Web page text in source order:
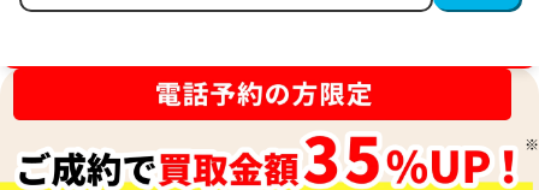
45,000円
2026年6月13日時点
45,000円
2026年6月17日時